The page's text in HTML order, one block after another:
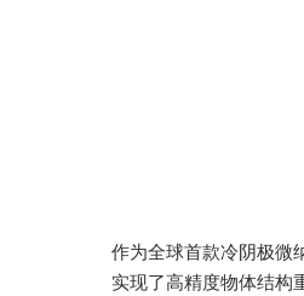
作为全球首款冷阴极微
实现了高精度物体结构